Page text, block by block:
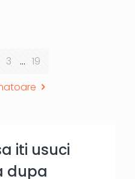
3 ... 19
iti usuci
dupa